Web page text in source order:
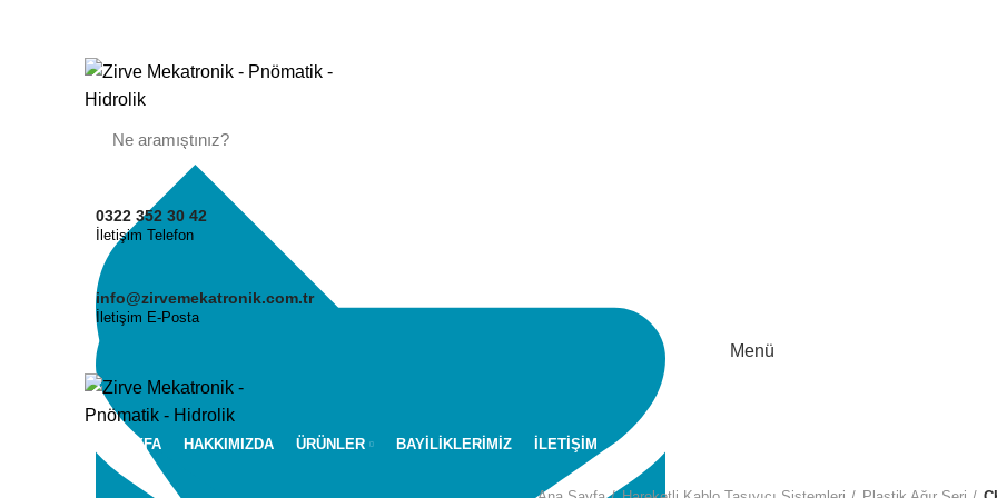
0322 352 30 42
İletişim Telefon
info@zirvemekatronik.com.tr
İletişim E-Posta
Menü
ANASAYFA HAKKIMIZDA ÜRÜNLER BAYİLİKLERİMİZ İLETİŞİM